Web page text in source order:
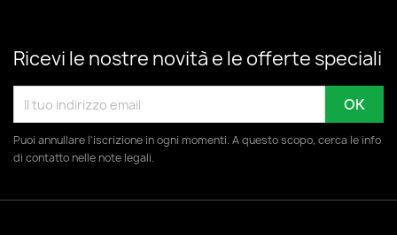
Ricevi le nostre novità e le offerte speciali
Puoi annullare l'iscrizione in ogni momenti. A questo scopo, cerca le info
di contatto nelle note legali.